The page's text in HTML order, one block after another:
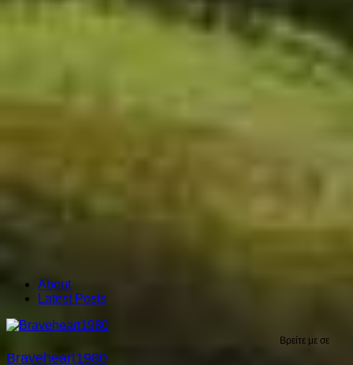
About
Latest Posts
Βρείτε με σε
Braveheart1980